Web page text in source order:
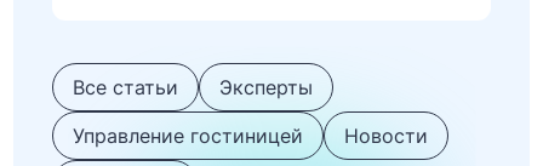
Все статьи
Эксперты
Управление гостиницей
Новости